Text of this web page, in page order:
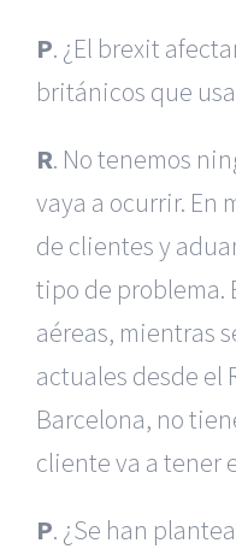
P. ¿El brexit
británicos que
R. No tenemos
vaya a ocurrir. En
de clientes y
tipo de problema.
aéreas, mientras
actuales desde el
Barcelona, no
cliente va a tener
P. ¿Se han